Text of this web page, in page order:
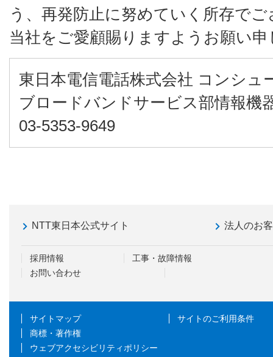
う、再発防止に努めていく所存で
当社をご愛顧賜りますようお願い
東日本電信電話株式会社 コンシュ
ブロードバンドサービス部情報機
03-5353-9649
NTT東日本公式サイト 法人のお
採用情報
工事・故障情報
お問い合わせ
サイトマップ
サイトのご利用条件
商標・著作権
ウェブアクセシビリティポリシー